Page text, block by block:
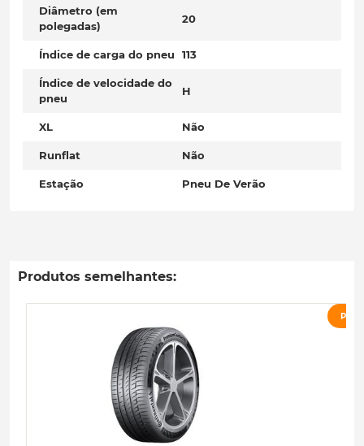
Diâmetro (em
polegadas)
20
Índice de carga do pneu 113
Índice de velocidade do
pneu
H
XL Não
Runflat Não
Estação Pneu De Verão
Produtos semelhantes: